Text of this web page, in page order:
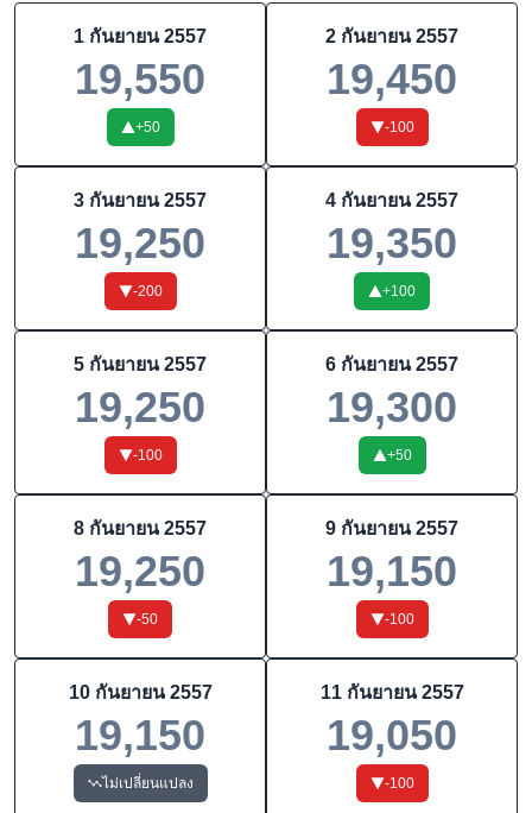
1 กันยายน 2557
19,550
+50
2 กันยายน 2557
19,450
-100
3 กันยายน 2557
19,250
-200
4 กันยายน 2557
19,350
+100
5 กันยายน 2557
19,250
-100
6 กันยายน 2557
19,300
+50
8 กันยายน 2557
19,250
-50
9 กันยายน 2557
19,150
-100
10 กันยายน 2557
19,150
ไม่เปลี่ยนแปลง
11 กันยายน 2557
19,050
-100